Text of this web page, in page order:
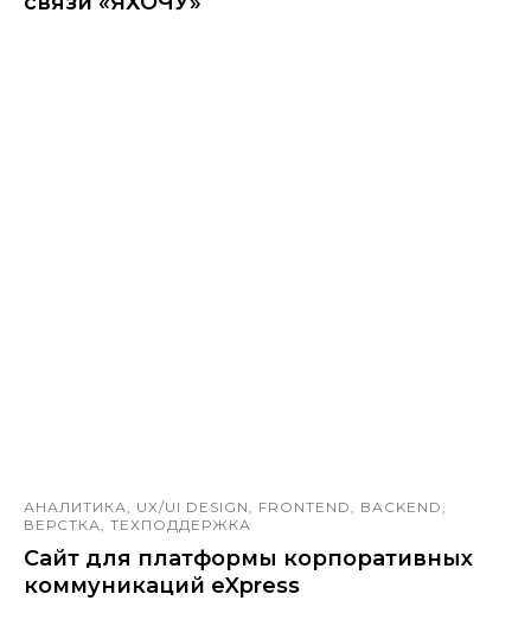
АНАЛИТИКА, UX/UI DESIGN, FRONTEND, BACKEND,
ВЕРСТКА, ТЕХПОДДЕРЖКА
Сайт для платформы корпоративных
коммуникаций еXpress